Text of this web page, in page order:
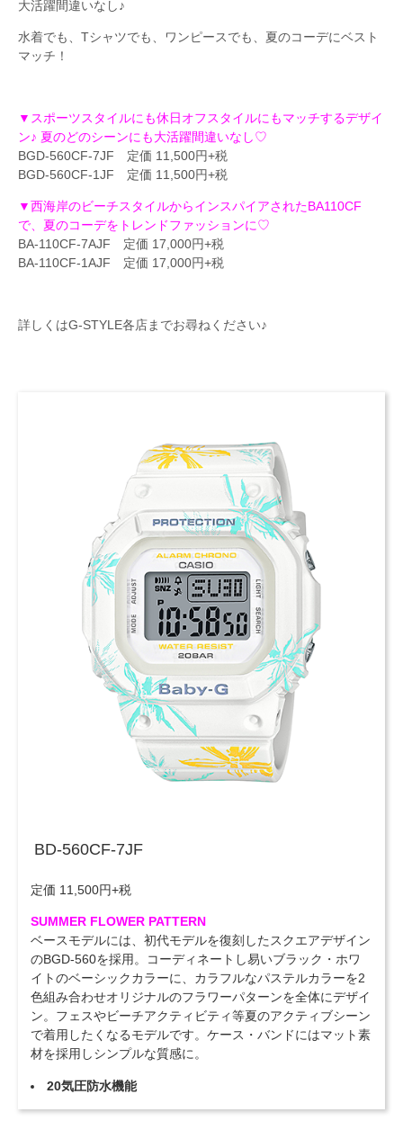
大活躍間違いなし♪
水着でも、Tシャツでも、ワンピースでも、夏のコーデにベスト
マッチ！
▼スポーツスタイルにも休日オフスタイルにもマッチするデザイ
ン♪ 夏のどのシーンにも大活躍間違いなし♡
BGD-560CF-7JF 定価 11,500円+税
BGD-560CF-1JF 定価 11,500円+税
▼西海岸のビーチスタイルからインスパイアされたBA110CF
で、夏のコーデをトレンドファッションに♡
BA-110CF-7AJF 定価 17,000円+税
BA-110CF-1AJF 定価 17,000円+税
詳しくはG-STYLE各店までお尋ねください♪
BD-560CF-7JF
定価 11,500円+税
SUMMER FLOWER PATTERN
ベースモデルには、初代モデルを復刻したスクエアデザイン
のBGD-560を採用。コーディネートし易いブラック・ホワ
イトのベーシックカラーに、カラフルなパステルカラーを2
色組み合わせオリジナルのフラワーパターンを全体にデザイ
ン。フェスやビーチアクティビティ等夏のアクティブシーン
で着用したくなるモデルです。ケース・バンドにはマット素
材を採用しシンプルな質感に。
20気圧防水機能